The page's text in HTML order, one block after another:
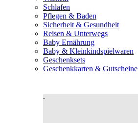
Schlafen
Pflegen & Baden
Sicherheit & Gesundheit
Reisen & Unterwegs
Baby Ernährung
Baby & Kleinkindspielwaren
Geschenksets
Geschenkkarten & Gutscheine